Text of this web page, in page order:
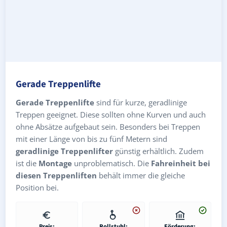
Gerade Treppenlifte
Gerade Treppenlifte sind für kurze, geradlinige
Treppen geeignet. Diese sollten ohne Kurven und auch
ohne Absätze aufgebaut sein. Besonders bei Treppen
mit einer Länge von bis zu fünf Metern sind
geradlinige Treppenlifter günstig erhältlich. Zudem
ist die Montage unproblematisch. Die Fahreinheit bei
diesen Treppenliften behält immer die gleiche
Position bei.